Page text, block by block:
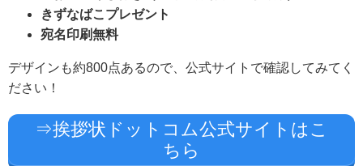
きずなばこプレゼント
宛名印刷無料
デザインも約800点あるので、公式サイトで確認してみてく
ださい！
⇒挨拶状ドットコム公式サイトはこ
ちら